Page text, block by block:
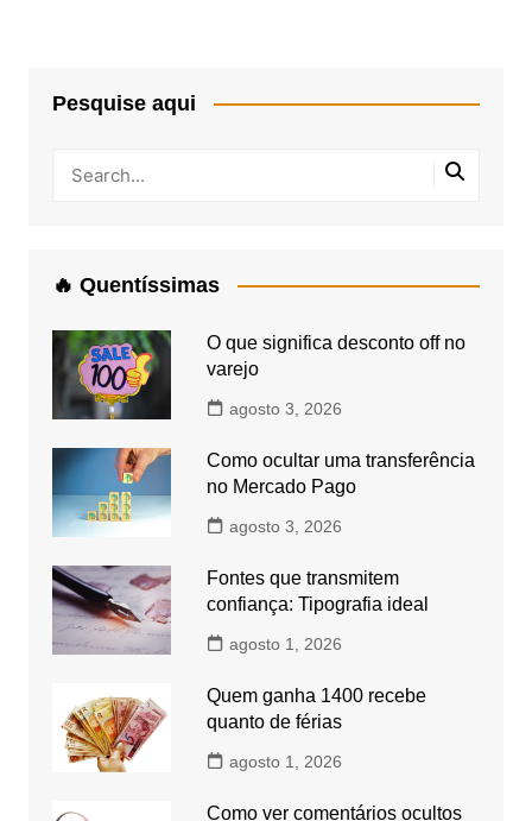
Pesquise aqui
🔥 Quentíssimas
O que significa desconto off no
varejo
agosto 3, 2026
Como ocultar uma transferência
no Mercado Pago
agosto 3, 2026
Fontes que transmitem
confiança: Tipografia ideal
agosto 1, 2026
Quem ganha 1400 recebe
quanto de férias
agosto 1, 2026
Como ver comentários ocultos